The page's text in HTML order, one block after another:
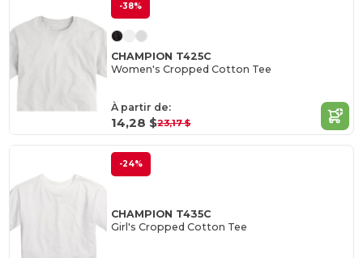
-38%
CHAMPION T425C
Women's Cropped Cotton Tee
À partir de:
14,28 $23,17 $
-24%
CHAMPION T435C
Girl's Cropped Cotton Tee